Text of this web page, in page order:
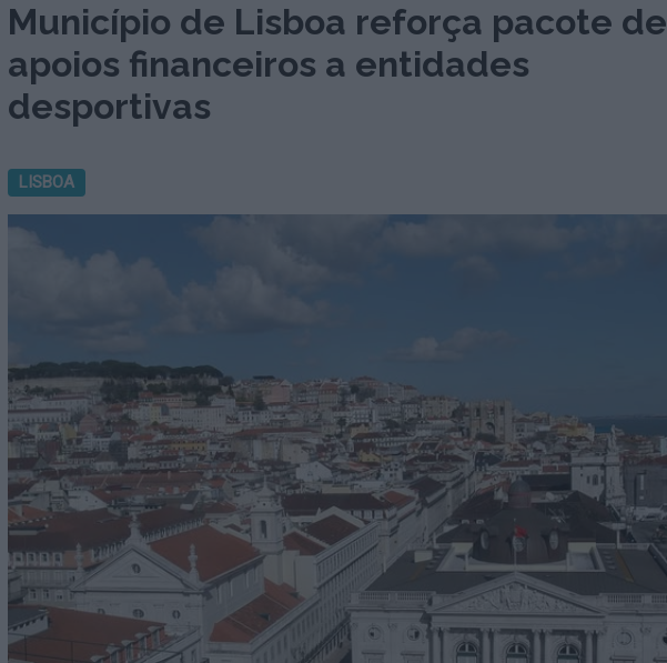
Município de Lisboa reforça pacote de
apoios financeiros a entidades
desportivas
LISBOA